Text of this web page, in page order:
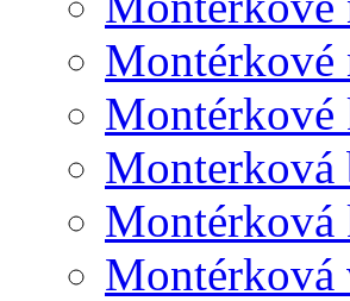
Montérkové
Montérkové
Monterková
Montérková
Montérková